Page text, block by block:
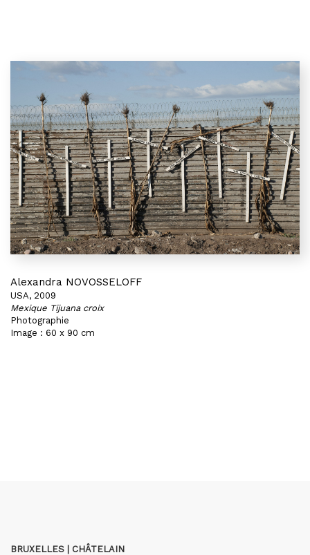
Alexandra NOVOSSELOFF
USA, 2009
Mexique Tijuana croix
Photographie
Image : 60 x 90 cm
BRUXELLES | CHÂTELAIN